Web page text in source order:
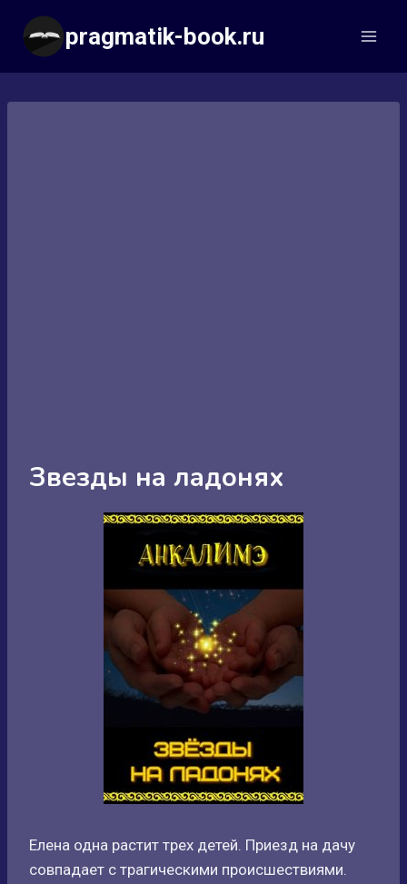
Перейти
содержимому
pragmatik-book.ru
Звезды на ладонях
Елена одна растит трех детей. Приезд на дачу
совпадает с трагическими происшествиями.